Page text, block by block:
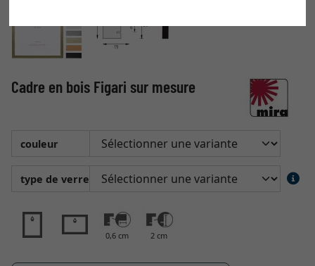
Cadre en bois Figari sur mesure
couleur
type de verre
0,6 cm 2 cm